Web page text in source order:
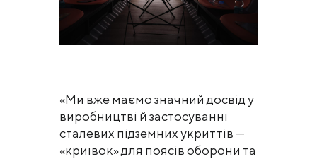
«Ми вже маємо значний досвід у
виробництві й застосуванні
сталевих підземних укриттів —
«криївок» для поясів оборони та